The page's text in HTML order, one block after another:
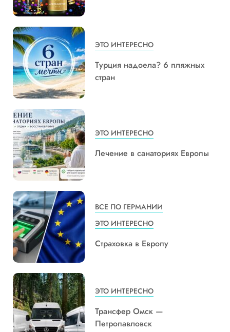
ЭТО ИНТЕРЕСНО
Турция надоела? 6 пляжных
стран
ЭТО ИНТЕРЕСНО
Лечение в санаториях Европы
ВСЕ ПО ГЕРМАНИИ
ЭТО ИНТЕРЕСНО
Страховка в Европу
ЭТО ИНТЕРЕСНО
Трансфер Омск —
Петропавловск